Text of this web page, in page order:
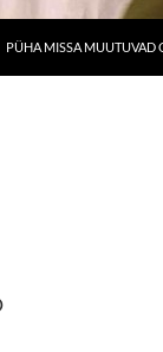
PÜHA MISSA MUUTUVAD